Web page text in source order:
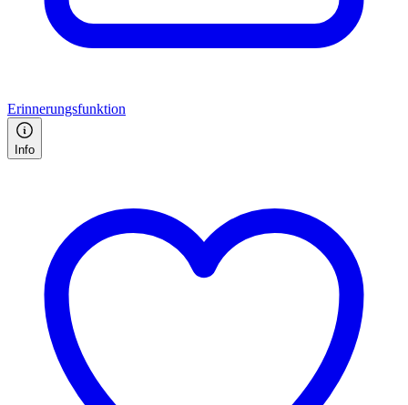
Erinnerungsfunktion
Info